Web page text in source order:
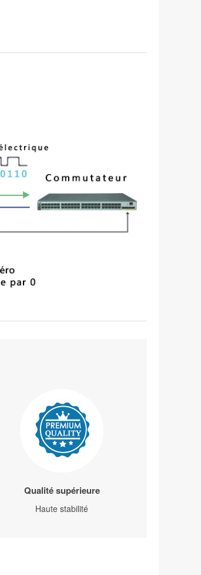
Qualité supérieure
Haute stabilité